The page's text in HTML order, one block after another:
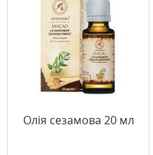
Олія сезамова 20 мл